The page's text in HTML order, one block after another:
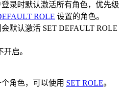
录时默认激活所有角色，优先级
ROLE 设置的角色。
默认激活 SET DEFAULT ROLE
启。
角色，可以使用 SET ROLE。